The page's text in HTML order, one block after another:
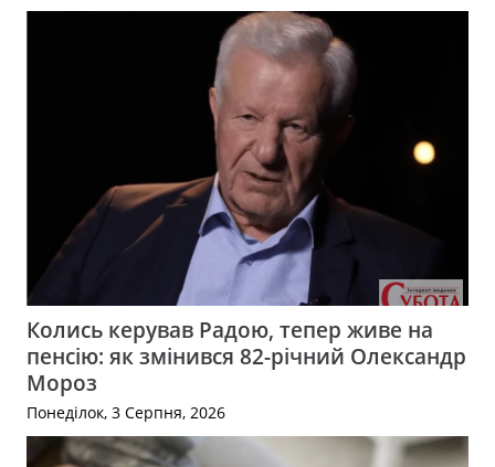
Колись керував Радою, тепер живе на
пенсію: як змінився 82-річний Олександр
Мороз
Понеділок, 3 Серпня, 2026